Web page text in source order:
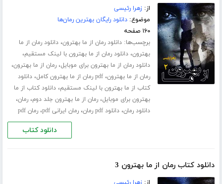
از:زهرا رئیسی
موضوع:دانلود رایگان بهترین رمان‌ها
۱۶۰ صفحه
برچسب‌ها:دانلود رمان از ما بهترون،دانلود رمان از ما
بهترون،دانلود رمان از ما بهترون با لینک مستقیم،
دانلود رمان از ما بهترون برای موبایل،رمان از ما بهترون،
رمان از ما بهترون،pdf رمان از ما بهترون کامل ،دانلود
کتاب از ما بهترون با لینک مستقیم،دانلود کتاب از ما
بهترون برای موبایل،رمان از ما بهترون جلد دوم،رمان،
دانلود رمان،دانلود pdf رمان ،رمان ایرانی pdf ،رمان pdf
دانلود کتاب
دانلود کتاب رمان از ما بهترون 3